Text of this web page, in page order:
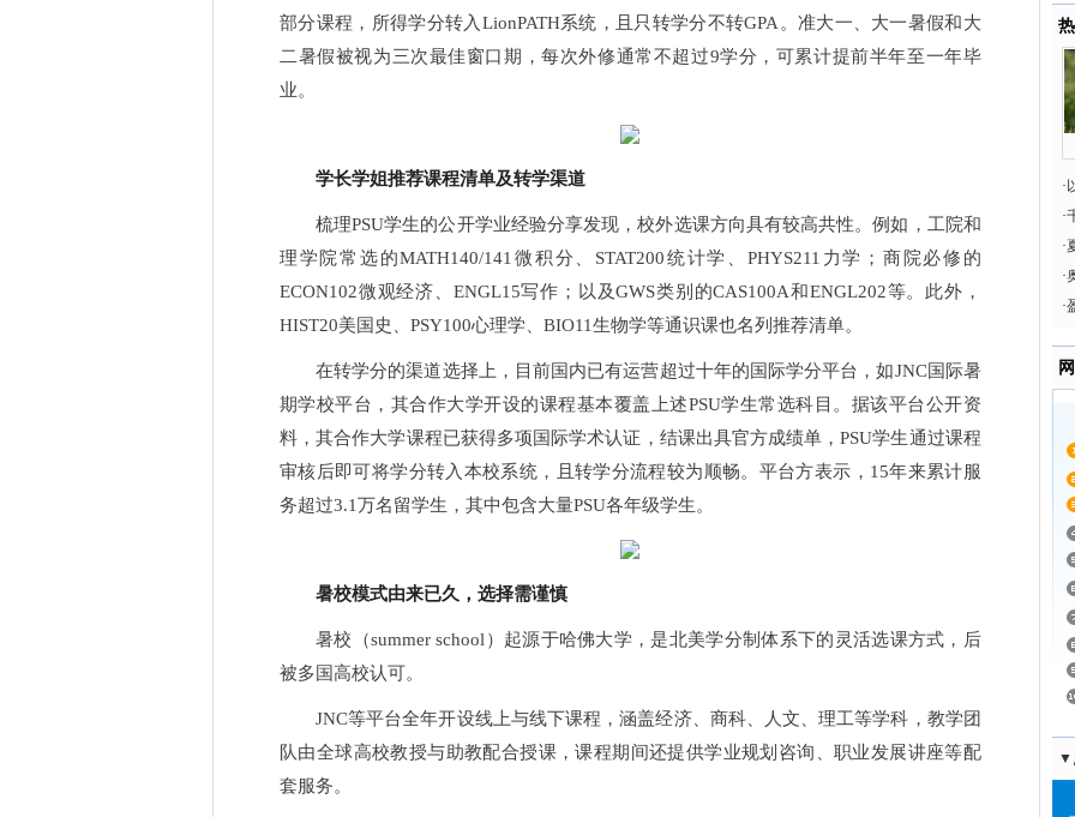
部分课程，所得学分转入LionPATH系统，且只转学分不转GPA。准大一、大一暑假和大
二暑假被视为三次最佳窗口期，每次外修通常不超过9学分，可累计提前半年至一年毕
业。
学长学姐推荐课程清单及转学渠道
梳理PSU学生的公开学业经验分享发现，校外选课方向具有较高共性。例如，工院和
理学院常选的MATH140/141微积分、STAT200统计学、PHYS211力学；商院必修的
ECON102微观经济、ENGL15写作；以及GWS类别的CAS100A和ENGL202等。此外，
HIST20美国史、PSY100心理学、BIO11生物学等通识课也名列推荐清单。
在转学分的渠道选择上，目前国内已有运营超过十年的国际学分平台，如JNC国际暑
期学校平台，其合作大学开设的课程基本覆盖上述PSU学生常选科目。据该平台公开资
料，其合作大学课程已获得多项国际学术认证，结课出具官方成绩单，PSU学生通过课程
审核后即可将学分转入本校系统，且转学分流程较为顺畅。平台方表示，15年来累计服
务超过3.1万名留学生，其中包含大量PSU各年级学生。
暑校模式由来已久 ， 选择需谨慎
暑校（summer school）起源于哈佛大学，是北美学分制体系下的灵活选课方式，后
被多国高校认可。
JNC等平台全年开设线上与线下课程，涵盖经济、商科、人文、理工等学科，教学团
队由全球高校教授与助教配合授课，课程期间还提供学业规划咨询、职业发展讲座等配
套服务。
·
·
·
·
·
▼